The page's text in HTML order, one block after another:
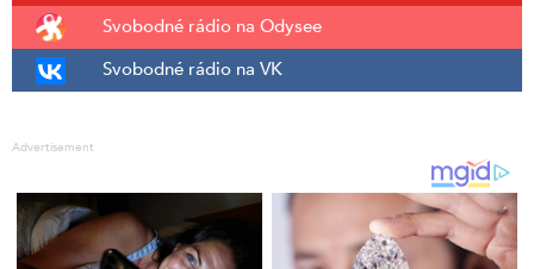
Svobodné rádio na Odysee
Svobodné rádio na VK
Advertisement